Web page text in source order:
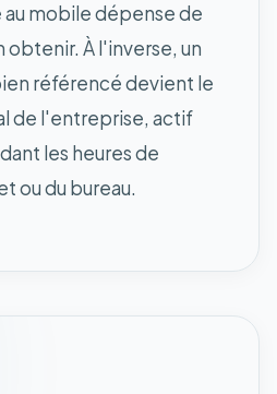
mobile dépense de
obtenir. À l'inverse, un
référencé devient le
de l'entreprise, actif
les heures de
ou du bureau.